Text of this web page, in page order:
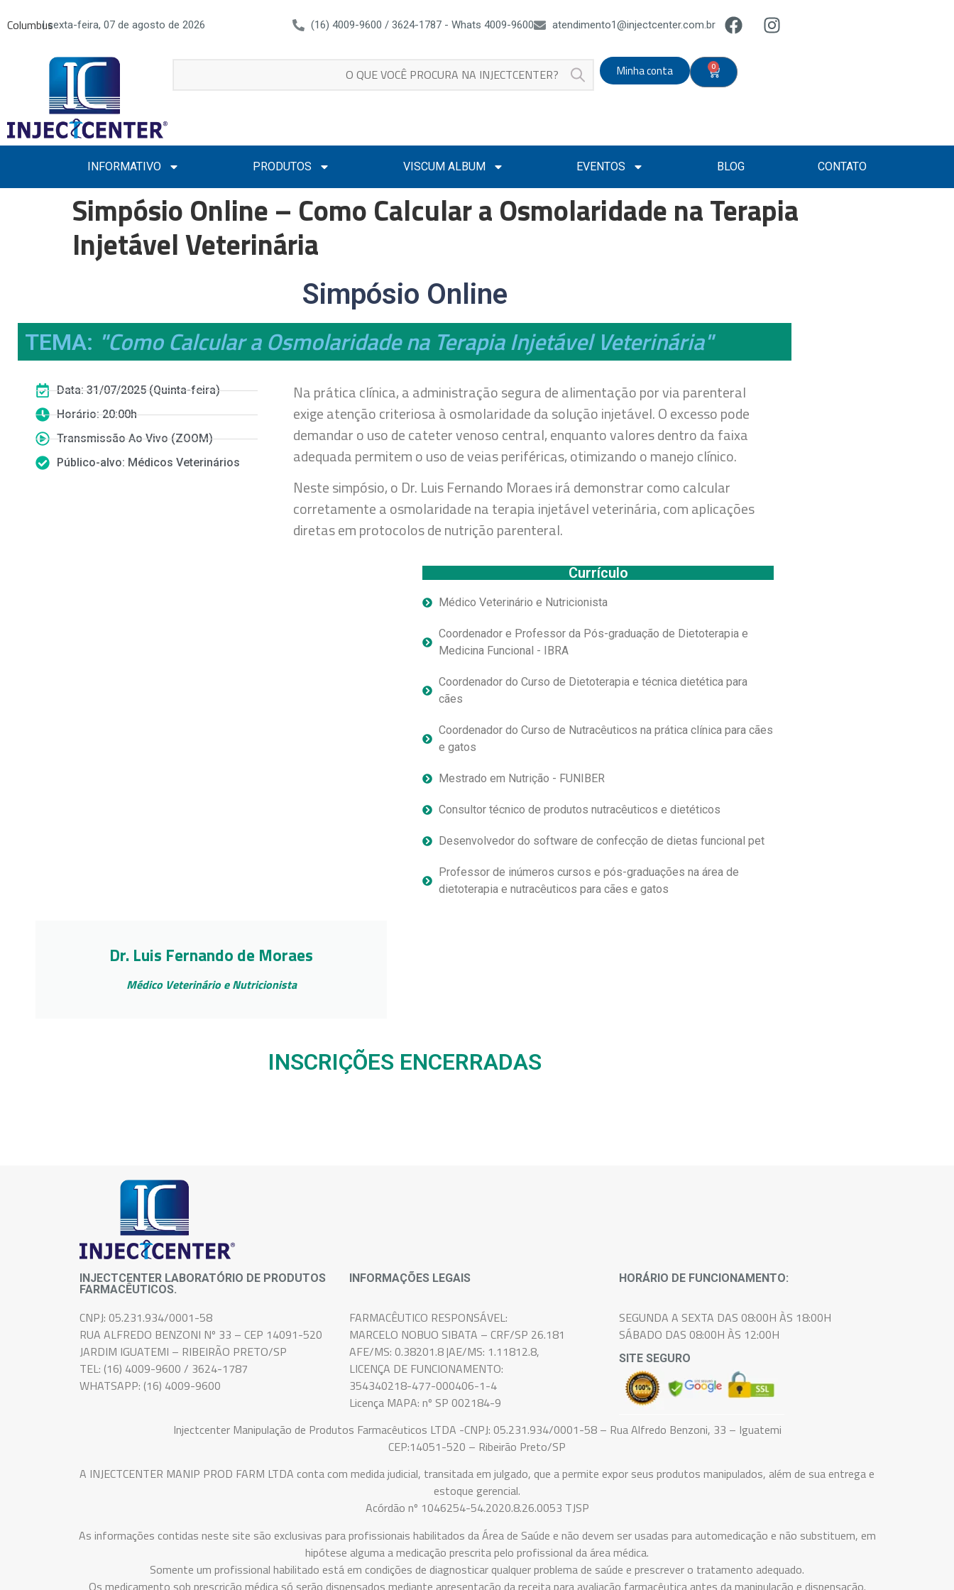
Columbus| sexta-feira, 07 de agosto de 2026 (16) 4009-9600 / 3624-1787 - Whats 4009-9600 atendimento1@injectcenter.com.br
Minha conta 0
INFORMATIVO PRODUTOS VISCUM ALBUM EVENTOS BLOG CONTATO
Simpósio Online – Como Calcular a Osmolaridade na Terapia
Injetável Veterinária
Simpósio Online
TEMA: "Como Calcular a Osmolaridade na Terapia Injetável Veterinária"
Data: 31/07/2025 (Quinta-feira)
Horário: 20:00h
Transmissão Ao Vivo (ZOOM)
Público-alvo: Médicos Veterinários
Na prática clínica, a administração segura de alimentação por via parenteral
exige atenção criteriosa à osmolaridade da solução injetável. O excesso pode
demandar o uso de cateter venoso central, enquanto valores dentro da faixa
adequada permitem o uso de veias periféricas, otimizando o manejo clínico.
Neste simpósio, o Dr. Luis Fernando Moraes irá demonstrar como calcular
corretamente a osmolaridade na terapia injetável veterinária, com aplicações
diretas em protocolos de nutrição parenteral.
Dr. Luis Fernando de Moraes
Médico Veterinário e Nutricionista
Currículo
Médico Veterinário e Nutricionista
Coordenador e Professor da Pós-graduação de Dietoterapia e
Medicina Funcional - IBRA
Coordenador do Curso de Dietoterapia e técnica dietética para
cães
Coordenador do Curso de Nutracêuticos na prática clínica para cães
e gatos
Mestrado em Nutrição - FUNIBER
Consultor técnico de produtos nutracêuticos e dietéticos
Desenvolvedor do software de confecção de dietas funcional pet
Professor de inúmeros cursos e pós-graduações na área de
dietoterapia e nutracêuticos para cães e gatos
INSCRIÇÕES ENCERRADAS
INJECTCENTER LABORATÓRIO DE PRODUTOS
FARMACÊUTICOS.
INFORMAÇÕES LEGAIS HORÁRIO DE FUNCIONAMENTO:
CNPJ: 05.231.934/0001-58
RUA ALFREDO BENZONI Nº 33 – CEP 14091-520
JARDIM IGUATEMI – RIBEIRÃO PRETO/SP
TEL: (16) 4009-9600 / 3624-1787
WHATSAPP: (16) 4009-9600
FARMACÊUTICO RESPONSÁVEL:
MARCELO NOBUO SIBATA – CRF/SP 26.181
AFE/MS: 0.38201.8 |AE/MS: 1.11812.8,
LICENÇA DE FUNCIONAMENTO:
354340218-477-000406-1-4
Licença MAPA: nº SP 002184-9
SEGUNDA A SEXTA DAS 08:00H ÀS 18:00H
SÁBADO DAS 08:00H ÀS 12:00H
SITE SEGURO
Injectcenter Manipulação de Produtos Farmacêuticos LTDA -CNPJ: 05.231.934/0001-58 – Rua Alfredo Benzoni, 33 – Iguatemi
CEP:14051-520 – Ribeirão Preto/SP
A INJECTCENTER MANIP PROD FARM LTDA conta com medida judicial, transitada em julgado, que a permite expor seus produtos manipulados, além de sua entrega e
estoque gerencial.
Acórdão nº 1046254-54.2020.8.26.0053 TJSP
As informações contidas neste site são exclusivas para profissionais habilitados da Área de Saúde e não devem ser usadas para automedicação e não substituem, em
hipótese alguma a medicação prescrita pelo profissional da área médica.
Somente um profissional habilitado está em condições de diagnosticar qualquer problema de saúde e prescrever o tratamento adequado.
Os medicamento sob prescrição médica só serão dispensados mediante apresentação da receita para avaliação farmacêutica antes da manipulação e dispensação.